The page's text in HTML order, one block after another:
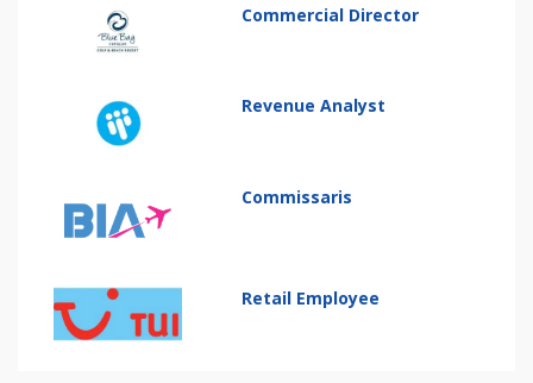
Commercial Director
Revenue Analyst
Commissaris
Retail Employee